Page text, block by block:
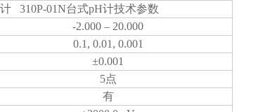
310P-01N台式pH计技术参数
-2.000 – 20.000
0.1, 0.01, 0.001
±0.001
5点
有